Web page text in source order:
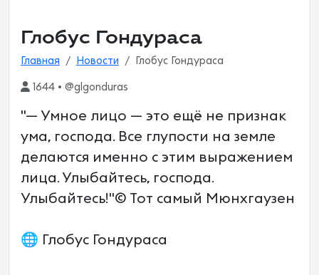
Глобус Гондураса
Главная Новости Глобус Гондураса
1644 • @glgonduras
"— Умное лицо — это ещё не признак
ума, господа. Все глупости на земле
делаются именно с этим выражением
лица. Улыбайтесь, господа.
Улыбайтесь!"© Тот самый Мюнхгаузен
🌐 Глобус Гондураса